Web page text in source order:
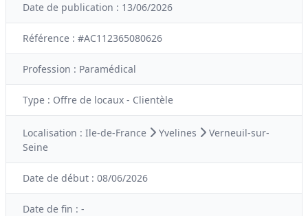
Date de publication : 13/06/2026
Référence : #AC112365080626
Profession : Paramédical
Type : Offre de locaux - Clientèle
Localisation : Ile-de-France Yvelines
Verneuil-sur-
Seine
Date de début : 08/06/2026
Date de fin : -